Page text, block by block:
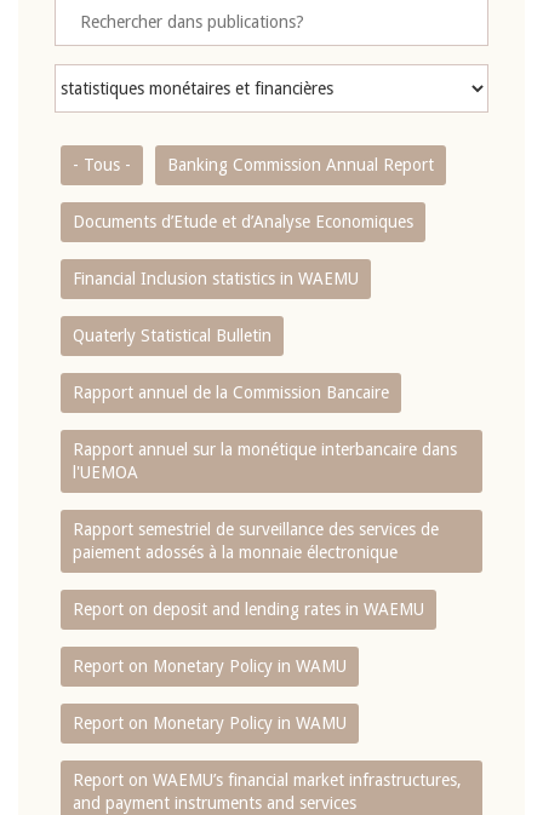
- Tous - Banking Commission Annual Report
Documents d’Etude et d’Analyse Economiques
Financial Inclusion statistics in WAEMU
Quaterly Statistical Bulletin
Rapport annuel de la Commission Bancaire
Rapport annuel sur la monétique interbancaire dans
l'UEMOA
Rapport semestriel de surveillance des services de
paiement adossés à la monnaie électronique
Report on deposit and lending rates in WAEMU
Report on Monetary Policy in WAMU
Report on Monetary Policy in WAMU
Report on WAEMU’s financial market infrastructures,
and payment instruments and services